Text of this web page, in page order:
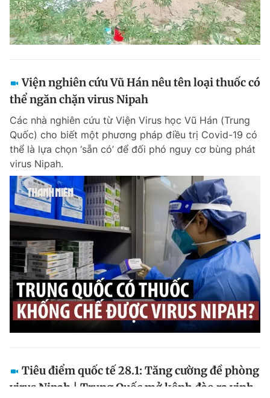
Viện nghiên cứu Vũ Hán nêu tên loại thuốc có
thể ngăn chặn virus Nipah
Các nhà nghiên cứu từ Viện Virus học Vũ Hán (Trung
Quốc) cho biết một phương pháp điều trị Covid-19 có
thể là lựa chọn ‘sẵn có’ để đối phó nguy cơ bùng phát
virus Nipah.
Tiêu điểm quốc tế 28.1: Tăng cường đề phòng
virus Nipah | Trung Quốc mở kênh đào ra vịnh